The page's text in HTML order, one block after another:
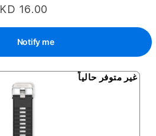
KD 16.00
Notify me
غير متوفر حالياً